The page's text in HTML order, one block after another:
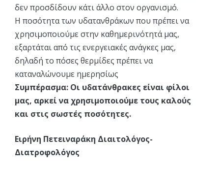
δεν προσδίδουν κάτι άλλο στον οργανισμό.
Η ποσότητα των υδατανθράκων που πρέπει να
χρησιμοποιούμε στην καθημερινότητά μας,
εξαρτάται από τις ενεργειακές ανάγκες μας,
δηλαδή το πόσες θερμίδες πρέπει να
καταναλώνουμε ημερησίως
Συμπέρασμα: Οι υδατάνθρακες είναι φίλοι
μας, αρκεί να χρησιμοποιούμε τους καλούς
και στις σωστές ποσότητες.
Ειρήνη Πετειναράκη Διαιτολόγος-
Διατροφολόγος